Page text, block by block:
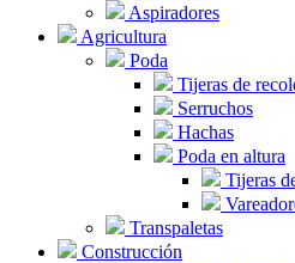
Aspiradores
Agricultura
Poda
Tijeras de
Serruchos
Hachas
Poda en altura
Tijeras
Transpaletas
Construcción